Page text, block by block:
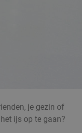
je gezin of
ijs op te gaan?